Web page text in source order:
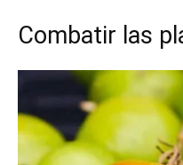
Combatir las